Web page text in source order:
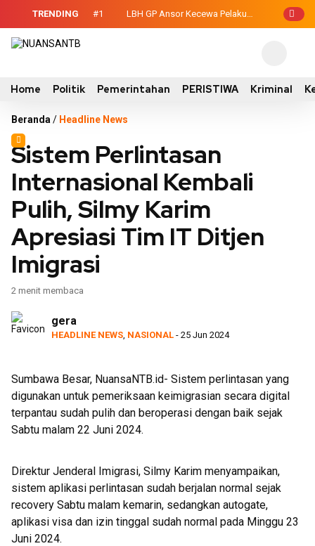
TRENDING #1 LBH GP Ansor Kecewa Pelaku
Wabup
Home Politik Pemerintahan PERISTIWA Kriminal
Beranda / Headline News
Sistem Perlintasan
Internasional Kembali
Pulih, Silmy Karim
Apresiasi Tim IT Ditjen
Imigrasi
2 menit membaca
gera
HEADLINE NEWS NASIONAL - 25 Jun 2024
Sumbawa Besar, NuansaNTB.id- Sistem perlintasan yang
digunakan untuk pemeriksaan keimigrasian secara digital
terpantau sudah pulih dan beroperasi dengan baik sejak
Sabtu malam 22 Juni 2024.
Direktur Jenderal Imigrasi, Silmy Karim menyampaikan,
sistem aplikasi perlintasan sudah berjalan normal sejak
recovery Sabtu malam kemarin, sedangkan autogate,
aplikasi visa dan izin tinggal sudah normal pada Minggu 23
Juni 2024.